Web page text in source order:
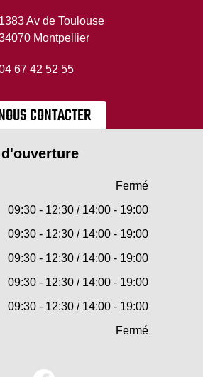
1383 Av de Toulouse
Montpellier
67 42 52 55
CONTACTER
Fermé
09:30 - 12:30 / 14:00 - 19:00
09:30 - 12:30 / 14:00 - 19:00
09:30 - 12:30 / 14:00 - 19:00
09:30 - 12:30 / 14:00 - 19:00
09:30 - 12:30 / 14:00 - 19:00
Fermé